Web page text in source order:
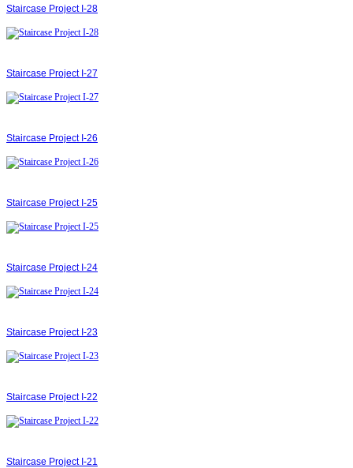
Staircase Project І-28
Staircase Project І-27
Staircase Project І-26
Staircase Project І-25
Staircase Project І-24
Staircase Project І-23
Staircase Project І-22
Staircase Project І-21